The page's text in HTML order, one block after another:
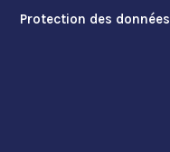
Protection des données